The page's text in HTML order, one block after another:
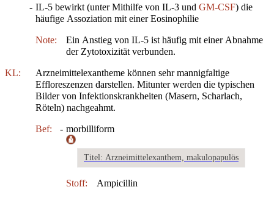
- IL-5 bewirkt (unter Mithilfe von IL-3 und GM-CSF) die
häufige Assoziation mit einer Eosinophilie
Note:
Ein Anstieg von IL-5 ist häufig mit einer Abnahme
der Zytotoxizität verbunden.
KL:
Arzneimittelexantheme können sehr mannigfaltige
Effloreszenzen darstellen. Mitunter werden die typischen
Bilder von Infektionskrankheiten (Masern, Scharlach,
Röteln) nachgeahmt.
Bef: - morbilliform
Titel: Arzneimittelexanthem, makulopapulös
Stoff: Ampicillin